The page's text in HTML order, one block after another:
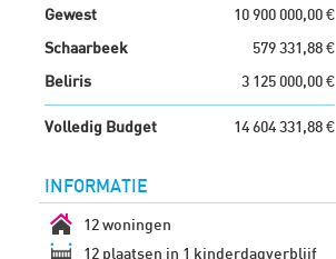
Gewest 10 900 000,00 €
Schaarbeek 579 331,88 €
Beliris 3 125 000,00 €
Volledig Budget 14 604 331,88 €
INFORMATIE
12 woningen
12 plaatsen in 1 kinderdagverblijf